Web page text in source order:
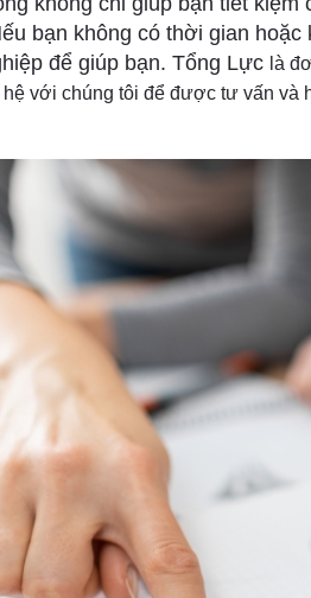
bạn không có thời gian
để giúp bạn. Tổng Lực là
với chúng tôi để được tư vấn và